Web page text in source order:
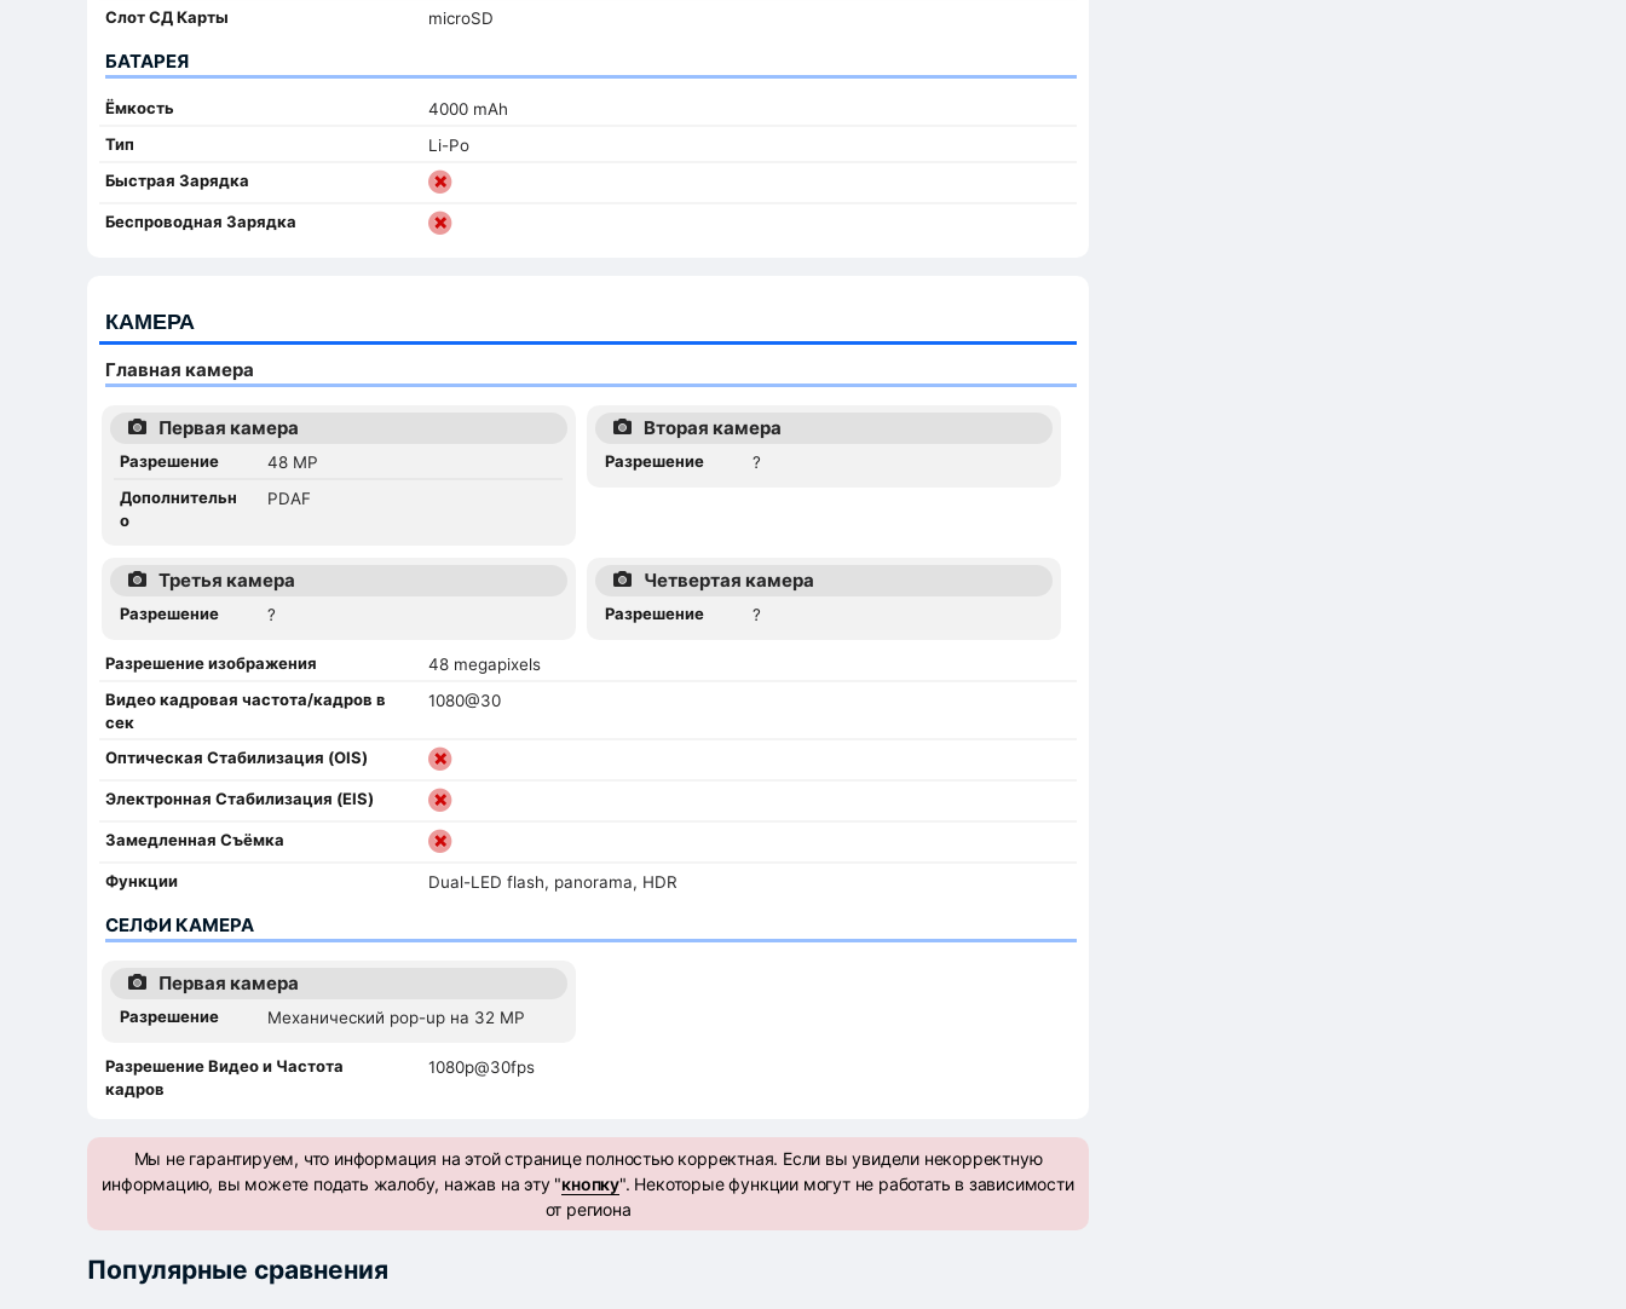
Слот СД Карты
microSD
БАТАРЕЯ
Ёмкость
4000 mAh
Тип
Li-Po
Быстрая Зарядка
Беспроводная Зарядка
КАМЕРА
Главная камера
Первая камера
Разрешение
48 MP
Дополнительн
о
PDAF
Вторая камера
Разрешение ?
Третья камера
Разрешение ?
Четвертая камера
Разрешение ?
Разрешение изображения
48 megapixels
Видео кадровая частота/кадров в
сек
1080@30
Оптическая Стабилизация (OIS)
Электронная Стабилизация (EIS)
Замедленная Съёмка
Функции Dual-LED flash, panorama, HDR
СЕЛФИ КАМЕРА
Первая камера
Разрешение Механический pop-up на 32 MP
Разрешение Видео и Частота
кадров
1080p@30fps
Мы не гарантируем, что информация на этой странице полностью корректная. Если вы увидели некорректную
информацию, вы можете подать жалобу, нажав на эту "кнопку". Некоторые функции могут не работать в зависимости
от региона
Популярные сравнения